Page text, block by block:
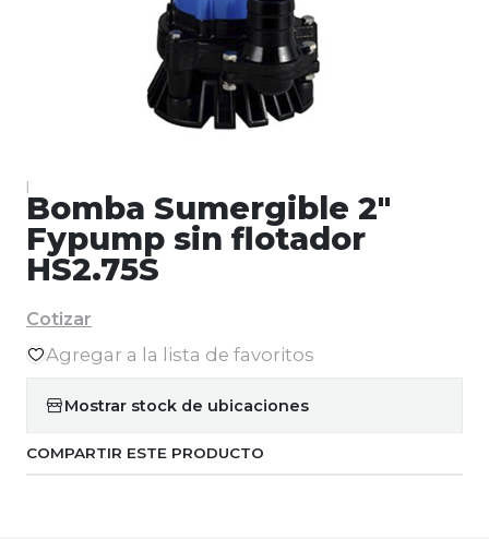
|
Bomba Sumergible 2"
Fypump sin flotador
HS2.75S
Cotizar
Agregar a la lista de favoritos
Mostrar stock de ubicaciones
COMPARTIR ESTE PRODUCTO